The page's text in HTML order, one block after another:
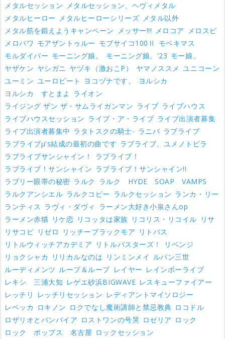
メタルセッション メタルセッション、ヘヴィメタル
メタルヒーロー メタルヒーローシリーズ メタル以外
メタル筋を鍛えようキャンペーン メッサー!!! メロコア メロスピ
メロパワ モアザントゥルー モブサイコ100Ⅱ
モベキマス
モルダイバー モーニング娘。 モーニング娘。'23 モー娘。
ヤザケン ヤシガニ ヤヅキ（激おこP） ヤマノススメ ユニコーン
ユーミン ユーロビート ヨコヅナです。
ヨルシカ
ヨルシカ すとまよ ライオン
ライジング ザン ザ・サムライガンマン ライブ ライブハウス
ライブハウスセッション ライブ・ア・ライブ ライブ出演者募集
ライブ出演者募集中 ラタトスクの騎士- ラニバ ラブライブ
ラブライブμ's結成の最初の曲です ラブライブ、ユメノトビラ
ラブライブサンシャイン！
ラブライブ！
ラブライブ！サンシャイン ラブライブ！サンシャイン!!
ラブリー眼帯の秘密 ラルク ラルク HYDE SOAP VAMPS
ラルクアンシエル ラルクコピー ラルクセッション ランカ・リー
ランティス ラヴィ・ダヴィ
ラーメン大好き小泉さんop
ラーメン赤猫 リケ恋 リコッタは家族 リコリス・リコイル リサ
リサコピ リゼロ リッチーブラックモア リトバス
リトルウィッチアカデミア リトルバスターズ！
リベンジ
リョクシャカ
リリカルなのは リンミンメイ ルパン三世
ルーディメンツ ループ＆ループ レイヤー レインボーライブ
レキシ 三浦大知 レゲエ砂浜BIGWAVE レスキューファイアー
レッチリ
レッチリセッション レディアントマイソロジー
レベッカ ロキノン ロクでなし魔術講師と禁忌教典 ロコドル
ロザリオとバンパイア ロストワンの号哭 ロゼリア ロック
ロック ポップス 名古屋 ロックセッション